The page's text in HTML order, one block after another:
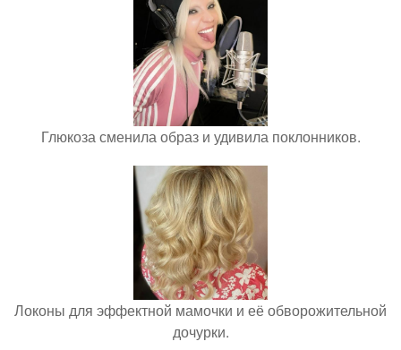
Глюкоза сменила образ и удивила поклонников.
Локоны для эффектной мамочки и её обворожительной
дочурки.